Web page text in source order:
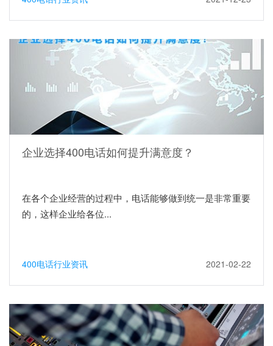
企业选择400电话如何提升满意度？
在各个企业经营的过程中，电话能够做到统一是非常重要
的，这样企业给各位...
400电话行业资讯 2021-02-22